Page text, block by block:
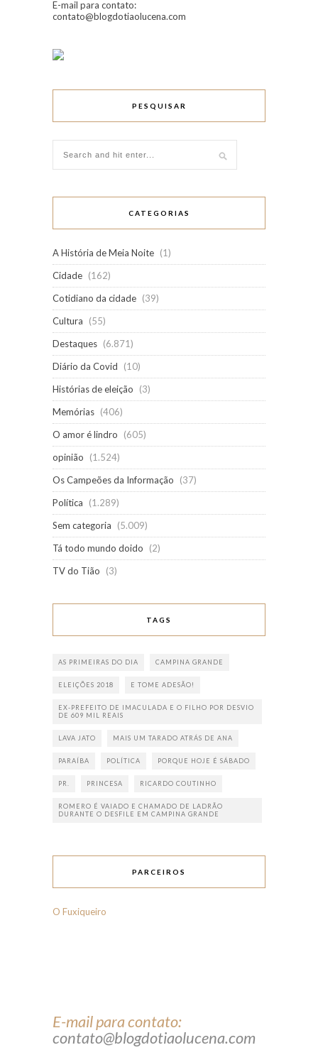
E-mail para contato:
contato@blogdotiaolucena.com
PESQUISAR
CATEGORIAS
A História de Meia Noite (1)
Cidade (162)
Cotidiano da cidade (39)
Cultura
(55)
Destaques (6.871)
Diário da Covid
(10)
Histórias de eleição
(3)
Memórias (406)
O amor é lindro
(605)
opinião
(1.524)
Os Campeões da Informação
(37)
Política
(1.289)
Sem categoria
(5.009)
Tá todo mundo doido
(2)
TV do Tião
(3)
TAGS
AS PRIMEIRAS DO DIA CAMPINA GRANDE
ELEIÇÕES 2018 E TOME ADESÃO!
EX-PREFEITO DE IMACULADA E O FILHO POR DESVIO
DE 609 MIL REAIS
LAVA JATO MAIS UM TARADO ATRÁS DE ANA
PARAÍBA POLÍTICA PORQUE HOJE É SÁBADO
PR. PRINCESA RICARDO COUTINHO
ROMERO É VAIADO E CHAMADO DE LADRÃO
DURANTE O DESFILE EM CAMPINA GRANDE
PARCEIROS
O Fuxiqueiro
E-mail para contato:
contato@blogdotiaolucena.com